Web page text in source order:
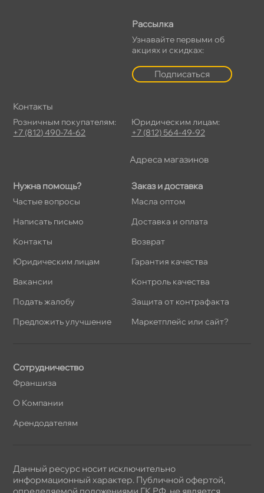
Нужна помощь?
Частые вопросы
Написать письмо
Контакты
Юридическим лицам
акансии
Подать жалобу
Предложить улучшение
Заказ и доставка
Масла оптом
Доставка и оплата
озврат
Гарантия качества
Контроль качества
Защита от контрафакта
Маркетплейс или сайт?
Рассылка
Узнавайте первыми о
акциях и скидках:
Подписаться
Сотрудничество
Франшиза
О Компании
Арендодателям
Контакты
Розничным покупателям:
+7 (812) 490-74-62
Юридическим лицам:
+7 (812) 564-49-92
Адреса магазино
Данный ресурс носит исключительно
информационный характер. Публичной офертой,
определяемой положениями ГК РФ, не является.